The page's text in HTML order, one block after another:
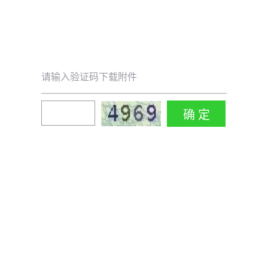
请输入验证码下载附件